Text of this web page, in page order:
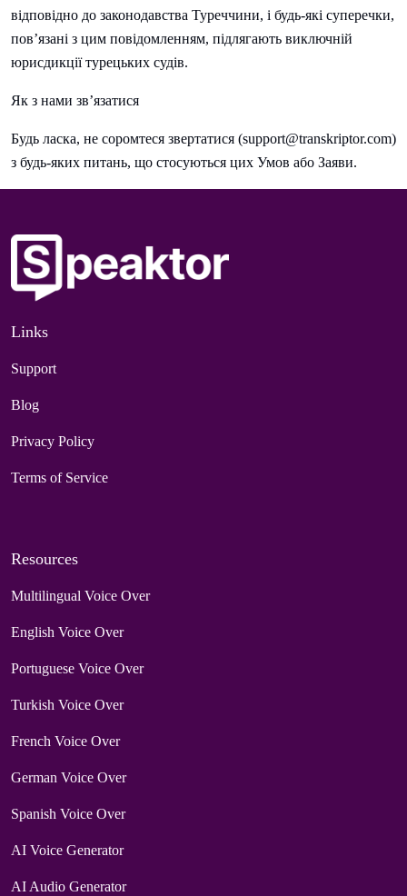
відповідно до законодавства Туреччини, і будь-які суперечки,
пов’язані з цим повідомленням, підлягають виключній
юрисдикції турецьких судів.
Як з нами зв’язатися
Будь ласка, не соромтеся звертатися (support@transkriptor.com)
з будь-яких питань, що стосуються цих Умов або Заяви.
Links
Support
Blog
Privacy Policy
Terms of Service
Resources
Multilingual Voice Over
English Voice Over
Portuguese Voice Over
Turkish Voice Over
French Voice Over
German Voice Over
Spanish Voice Over
AI Voice Generator
AI Audio Generator